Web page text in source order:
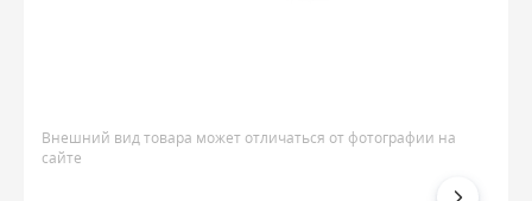
Внешний вид товара может отличаться от фотографии на
сайте